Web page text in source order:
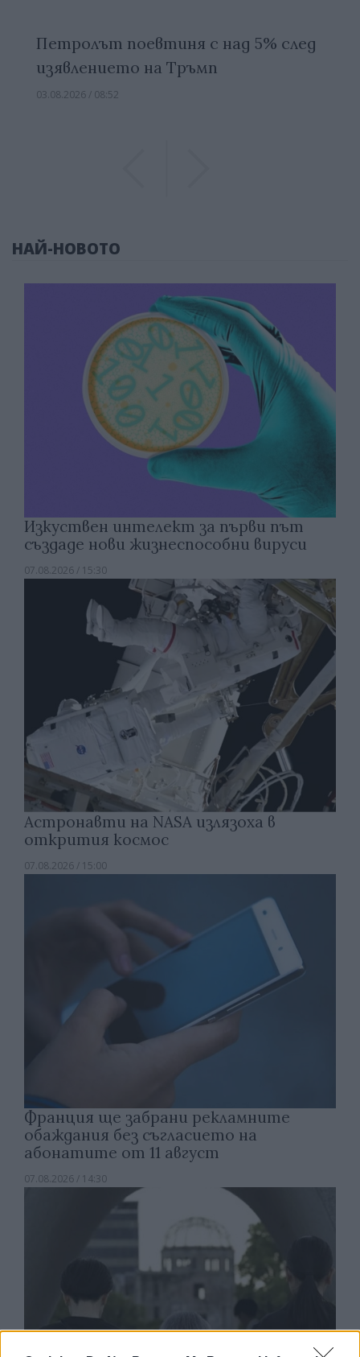
Петролът поевтиня с над 5% след
изявлението на Тръмп
03.08.2026 / 08:52
НАЙ-НОВОТО
Изкуствен интелект за първи път
създаде нови жизнеспособни вируси
07.08.2026 / 15:30
Астронавти на NASA излязоха в
открития космос
07.08.2026 / 15:00
Франция ще забрани рекламните
обаждания без съгласието на
абонатите от 11 август
07.08.2026 / 14:30